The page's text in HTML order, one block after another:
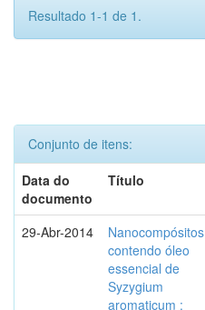
Resultado 1-1 de 1.
Conjunto de itens:
Data do
documento
Título
29-Abr-2014
Nanocompósitos
contendo óleo
essencial de
Syzygium
aromaticum :